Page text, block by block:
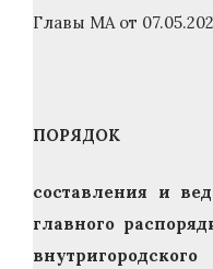
Главы МА от
ПОРЯДОК
составления и
главного